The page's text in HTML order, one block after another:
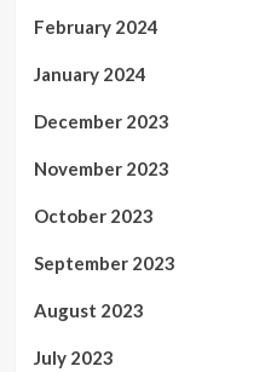
February 2024
January 2024
December 2023
November 2023
October 2023
September 2023
August 2023
July 2023